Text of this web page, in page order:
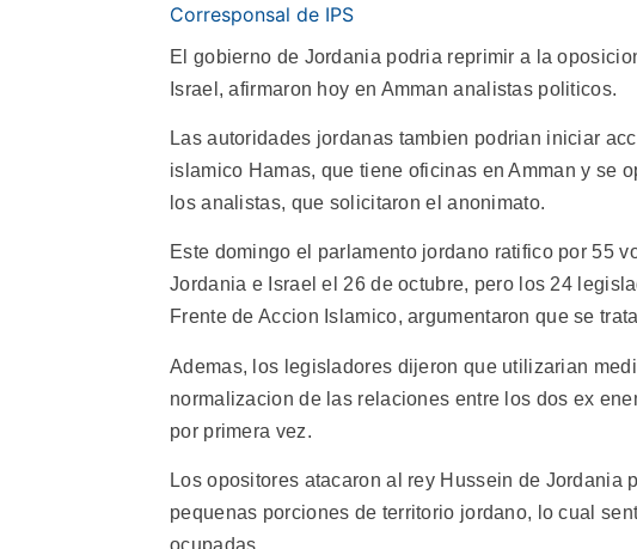
Corresponsal de IPS
El gobierno de Jordania podria reprimir a la
Israel, afirmaron hoy en Amman analistas politicos.
Las autoridades jordanas tambien podrian iniciar
islamico Hamas, que tiene oficinas en Amman y se
los analistas, que solicitaron el anonimato.
Este domingo el parlamento jordano ratifico por 55
Jordania e Israel el 26 de octubre, pero los 24
Frente de Accion Islamico, argumentaron que se
Ademas, los legisladores dijeron que utilizarian
normalizacion de las relaciones entre los dos ex
por primera vez.
Los opositores atacaron al rey Hussein de
pequenas porciones de territorio jordano, lo cual
ocupadas.